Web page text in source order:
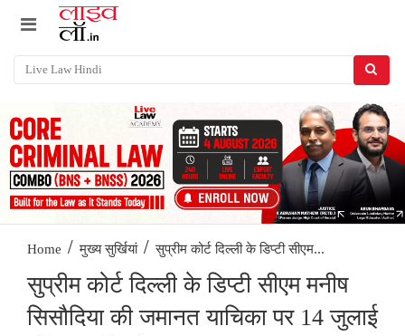
Home / मुख्य सुर्खियां / सुप्रीम कोर्ट दिल्ली के डिप्टी सीएम...
सुप्रीम कोर्ट दिल्ली के डिप्टी सीएम मनीष
सिसौदिया की जमानत याचिका पर 14 जुलाई